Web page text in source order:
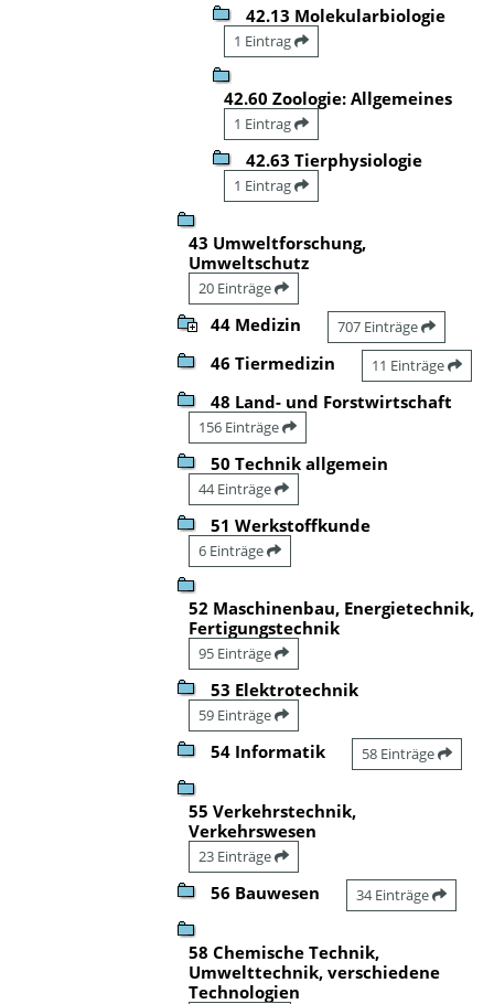
42.13 Molekularbiologie
1 Eintrag
42.60 Zoologie: Allgemeines
1 Eintrag
42.63 Tierphysiologie
1 Eintrag
43 Umweltforschung,
Umweltschutz
20 Einträge
44 Medizin 707 Einträge
46 Tiermedizin 11 Einträge
48 Land- und Forstwirtschaft
156 Einträge
50 Technik allgemein
44 Einträge
51 Werkstoffkunde
6 Einträge
52 Maschinenbau, Energietechnik,
Fertigungstechnik
95 Einträge
53 Elektrotechnik
59 Einträge
54 Informatik 58 Einträge
55 Verkehrstechnik,
Verkehrswesen
23 Einträge
56 Bauwesen 34 Einträge
58 Chemische Technik,
Umwelttechnik, verschiedene
Technologien